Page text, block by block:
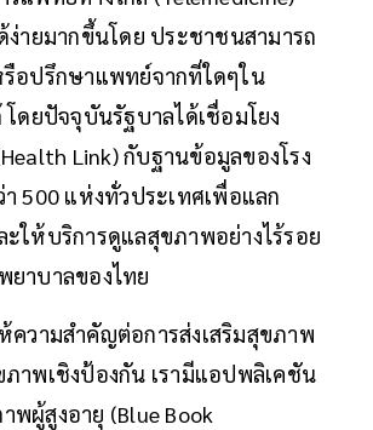
ง่ายมากขึ้นโดย ประชาชนสามารถ
อปรึกษาแพทย์จากที่ใดๆใน
โดยปัจจุบันรัฐบาลได้เชื่อมโยง
Link) กับฐานข้อมูลของโรง
500 แห่งทั่วประเทศเพื่อแลก
ให้บริการดูแลสุขภาพอย่างไร้รอย
ยาบาลของไทย
ความสำคัญต่อการส่งเสริมสุขภาพ
าพเชิงป้องกัน เรามีแอปพลิเคชัน
ผู้สูงอายุ (Blue Book